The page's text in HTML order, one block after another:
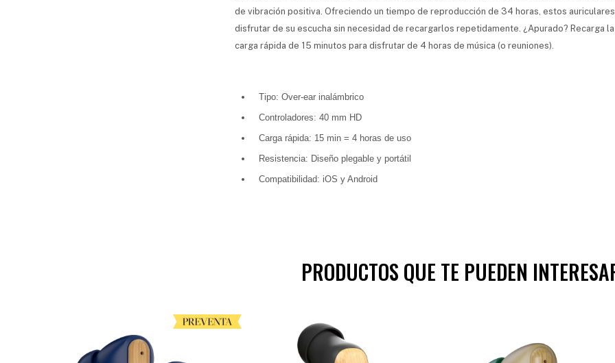
de vibración positiva. Ofreciendo un tiempo de reproducción de 34 horas, estos
disfrutar de su escucha sin necesidad de recargarlos repetidamente. ¿Apurado? Recarga
carga rápida de 15 minutos para disfrutar de 4 horas de música (o reuniones).
Tipo: Over-ear inalámbrico
Controladores: 40 mm HD
Carga rápida: 15 min = 4 horas de uso
Resistencia: Diseño plegable y portátil
Compatibilidad: iOS y Android
PRODUCTOS QUE TE PUEDEN